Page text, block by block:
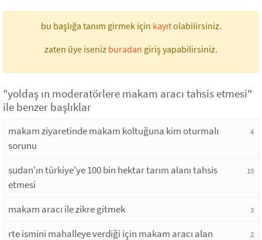
bu başlığa tanım girmek için kayıtolabilirsiniz.
zaten üye iseniz buradan giriş yapabilirsiniz.
"yoldaş ın moderatörlere makam aracı tahsis etmesi"
ile benzer başlıklar
makam ziyaretinde makam koltuğuna kim oturmalı
sorunu
4
sudan'ın türkiye'ye 100 bin hektar tarım alanı tahsis
etmesi
10
makam aracı ile zikre gitmek 3
rte ismini mahalleye verdiği için makam aracı alan 2